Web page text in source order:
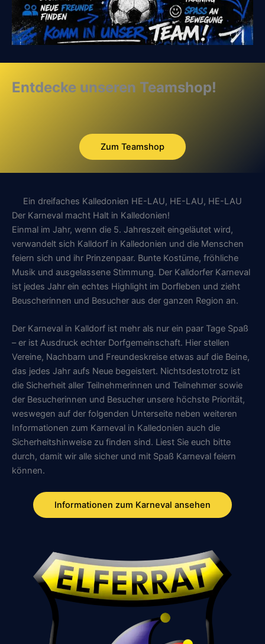
Entdecke unseren Teamshop!
Zum Teamshop
Ein dreifaches Kalledonien HE-LAU, HE-LAU, HE-LAU
Der Karneval macht Halt in Kalledonien!
Einmal im Jahr, wenn die 5. Jahreszeit eingeläutet wird,
verwandelt sich Kalldorf in Kalledonien und die Menschen
feiern sich und ihr Prinzenpaar. Bunte Kostüme, fröhliche
Musik und ausgelassene Stimmung. Der Kalldorfer Karneval
ist jedes Jahr ein echtes Highlight im Dorfleben und zieht
Beuscherinnen und Besucher aus der ganzen Region an.
Der Karneval in Kalldorf ist mehr als nur ein paar Tage Spaß
– er ist Ausdruck echter Dorfgemeinschaft. Hier stellen
Vereine, Nachbarn und Freundeskreise etwas auf die Beine,
das jedes Jahr aufs Neue begeistert. Nichtsdestotrotz ist
die Sicherheit aller Teilnehmerinnen und Teilnehmer sowie
der Besucherinnen und Besucher unsere höchste Priorität,
weswegen auf der folgenden Unterseite neben weiteren
Informationen zum Karneval in Kalledonien auch die
Sicherheitshinweise zu finden sind. Liest Sie euch bitte
durch, damit wir alle sicher und mit Spaß Karneval feiern
können.
Informationen zum Karneval ansehen